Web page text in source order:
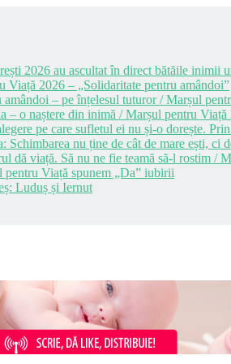
2026 au ascultat în direct bătăile inimii
Viață 2026 – „Solidaritate pentru amândoi”
– pe înțelesul tuturor / Marșul
– o naștere din inimă / Marșul pentru
pe care sufletul ei nu și-o dorește.
Schimbarea nu ține de cât de mare ești,
dă viață. Să nu ne fie teamă să-l rostim /
Viață spunem „Da” iubirii
Luduș și Iernut